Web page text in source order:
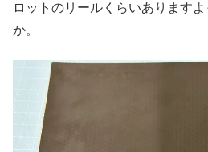
ロットのリールくらいあります
か。